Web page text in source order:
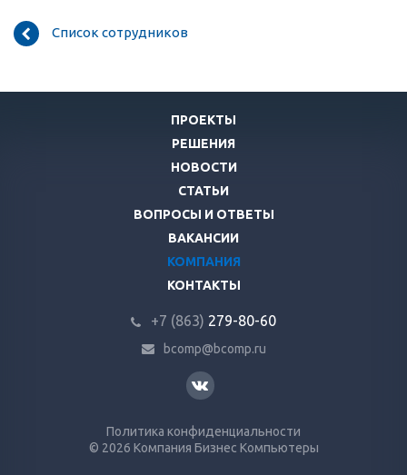
Список сотрудников
ПРОЕКТЫ
РЕШЕНИЯ
НОВОСТИ
СТАТЬИ
ВОПРОСЫ И ОТВЕТЫ
ВАКАНСИИ
КОМПАНИЯ
КОНТАКТЫ
+7 (863) 279-80-60
bcomp@bcomp.ru
Политика конфиденциальности
© 2026 Компания Бизнес Компьютеры